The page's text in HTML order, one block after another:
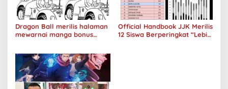
Dragon Ball merilis halaman
mewarnai manga bonus
Official Handbook JJK Merilis
12 Siswa Berperingkat “Lebih